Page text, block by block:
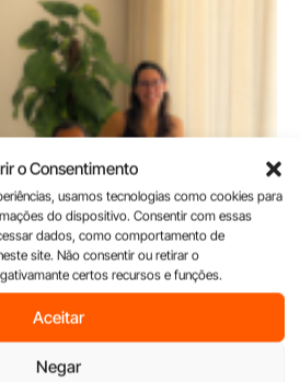
o Consentimento
usamos tecnologias como cookies para
do dispositivo. Consentir com essas
dados, como comportamento de
site. Não consentir ou retirar o
certos recursos e funções.
Aceitar
Negar
atelier Vangor